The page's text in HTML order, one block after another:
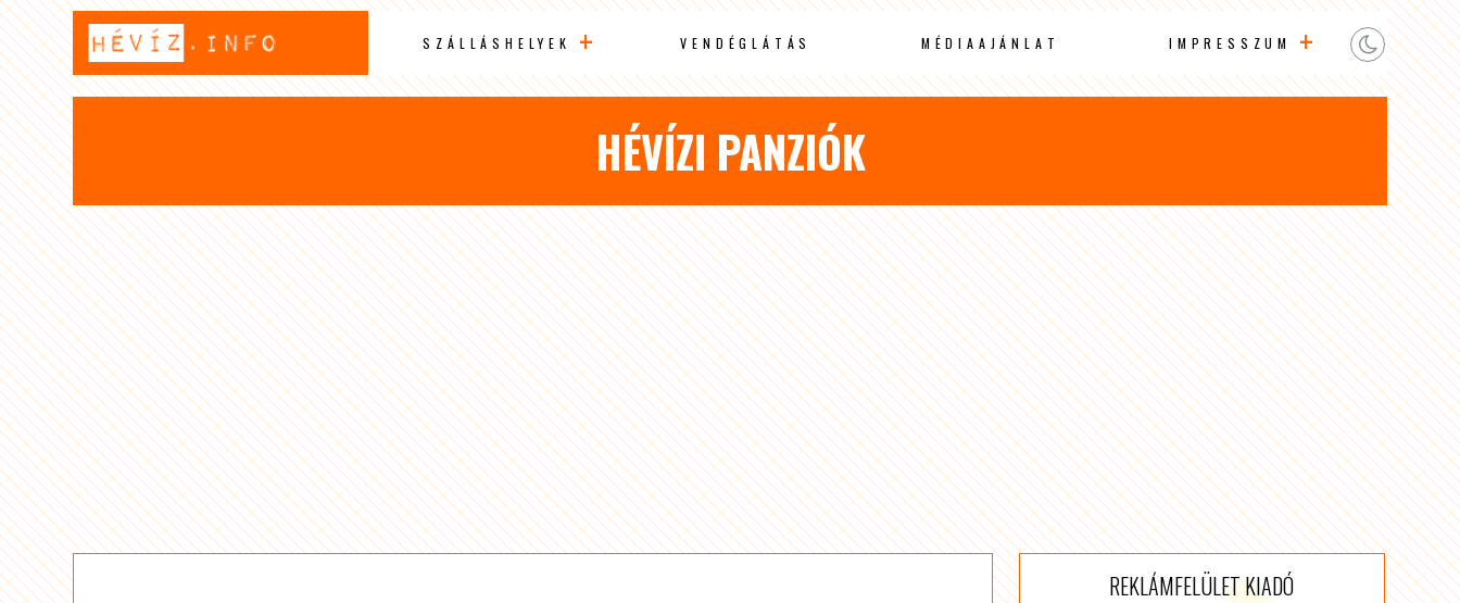
SZÁLLÁSHELYEK VENDÉGLÁTÁS MÉDIAAJÁNLAT IMPRESSZUM
HÉVÍZI PANZIÓK
REKLÁMFELÜLET KIADÓ